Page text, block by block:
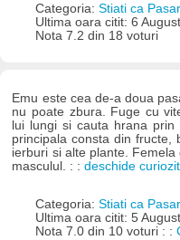
Categoria: Stiati ca
Ultima oara citit: 6
Nota 7.2 din 18 voturi
Emu este cea de-a doua
nu poate zbura. Fuge cu
lui lungi si cauta hrana
principala consta din fructe,
ierburi si alte plante.
masculul. : :deschide
Categoria: Stiati ca
Ultima oara citit: 5
Nota 7.0 din 10 voturi : :